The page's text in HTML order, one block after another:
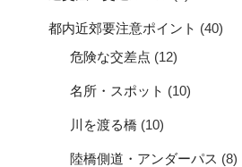
都内近郊要注意ポイント (40)
危険な交差点 (12)
名所・スポット (10)
川を渡る橋 (10)
陸橋側道・アンダーパス (8)